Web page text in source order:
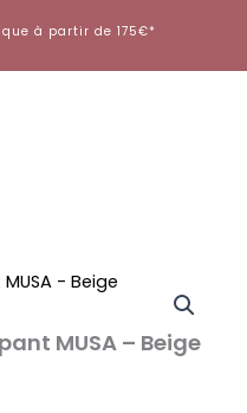
à partir de 175€*
MUSA – Beige